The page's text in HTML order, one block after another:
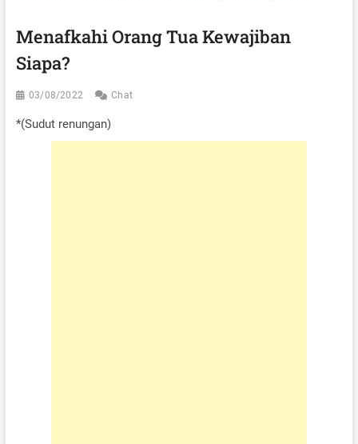
Menafkahi Orang Tua Kewajiban
Siapa?
03/08/2022 Chat
*(Sudut renungan)